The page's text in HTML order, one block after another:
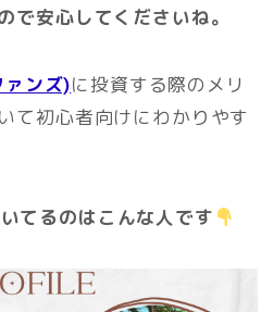
で安心してくださいね。
ンズ)に投資する際のメリ
て初心者向けにわかりやす
てるのはこんな人です